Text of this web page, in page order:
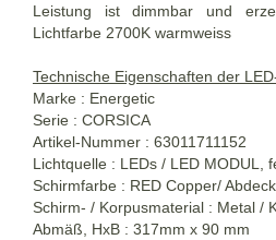
Leistung ist dimmbar und
Lichtfarbe 2700K warmweiss
Technische Eigenschaften der
Marke : Energetic
Serie : CORSICA
Artikel-Nummer : 63011711152
Lichtquelle : LEDs / LED MODUL,
Schirmfarbe : RED Copper/
Schirm- / Korpusmaterial : Metal /
Abmäß, HxB : 317mm x 90 mm